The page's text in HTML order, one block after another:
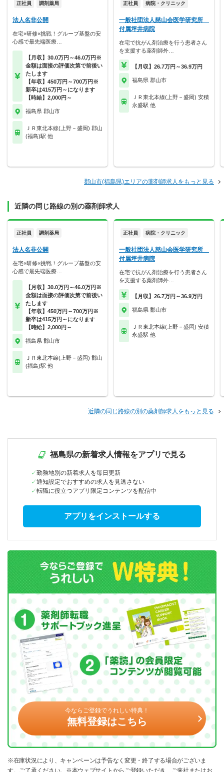
正社員 調剤薬局
法人名非公開
在宅×研修×挑戦！グループ基盤の安
心感で最先端医療…
【月収】30.0万円～46.0万円※
金額は面接の評価次第で前後い
たします
【年収】450万円～700万円※
新卒は415万円～になります
【時給】2,000円～
福島県 郡山市
ＪＲ東北本線(上野－盛岡) 郡山
(福島)駅 他
正社員 病院・クリニック
一般社団法人慈山会医学研究所
付属坪井病院
在宅で抗がん剤治療を行う患者さん
を支援する薬剤師外…
【月収】26.7万円～36.9万円
福島県 郡山市
ＪＲ東北本線(上野－盛岡) 安積
永盛駅 他
郡山市(福島県)エリアの薬剤師求人をもっと見る
近隣の同じ路線の別の薬剤師求人
正社員 調剤薬局
法人名非公開
在宅×研修×挑戦！グループ基盤の安
心感で最先端医療…
【月収】30.0万円～46.0万円※
金額は面接の評価次第で前後い
たします
【年収】450万円～700万円※
新卒は415万円～になります
【時給】2,000円～
福島県 郡山市
ＪＲ東北本線(上野－盛岡) 郡山
(福島)駅 他
正社員 病院・クリニック
一般社団法人慈山会医学研究所
付属坪井病院
在宅で抗がん剤治療を行う患者さん
を支援する薬剤師外…
【月収】26.7万円～36.9万円
福島県 郡山市
ＪＲ東北本線(上野－盛岡) 安積
永盛駅 他
近隣の同じ路線の別の薬剤師求人をもっと見る
福島県の新着求人情報をアプリで見る
勤務地別の新着求人を毎日更新
通知設定でおすすめの求人を見逃さない
転職に役立つアプリ限定コンテンツを配信中
アプリをインストールする
今ならご登録でうれしい特典！
無料登録はこちら
※在庫状況により、キャンペーンは予告なく変更・終了する場合がございま